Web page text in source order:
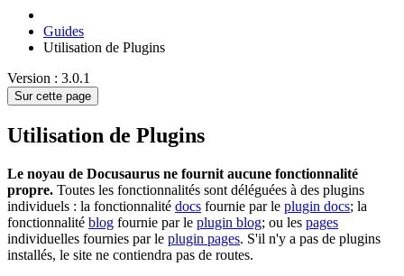
Guides
Utilisation de Plugins
Version : 3.0.1
Sur cette page
Utilisation de Plugins
Le noyau de Docusaurus ne fournit aucune fonctionnalité
propre. Toutes les fonctionnalités sont déléguées à des plugins
individuels : la fonctionnalité docs fournie par le plugin docs; la
fonctionnalité blog fournie par le plugin blog; ou les pages
individuelles fournies par le plugin pages. S'il n'y a pas de plugins
installés, le site ne contiendra pas de routes.